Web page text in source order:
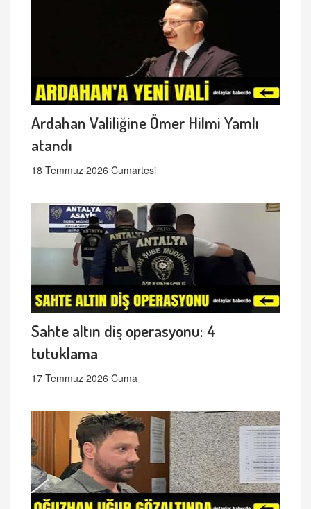
Ardahan Valiliğine Ömer Hilmi Yamlı
atandı
18 Temmuz 2026 Cumartesi
Sahte altın diş operasyonu: 4
tutuklama
17 Temmuz 2026 Cuma